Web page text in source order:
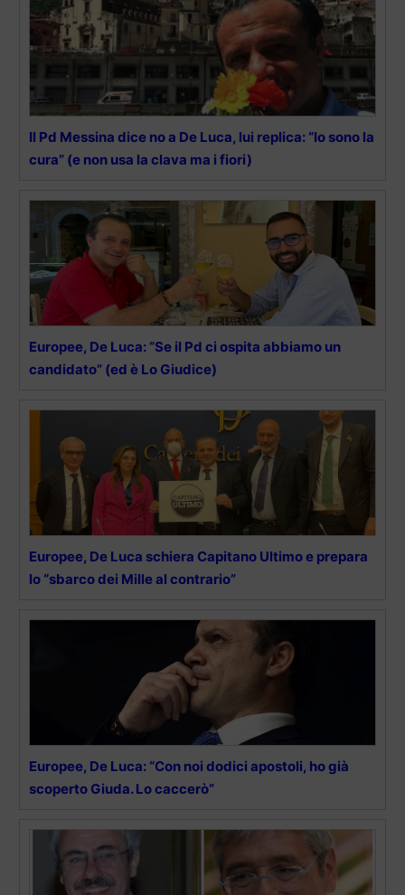
Il Pd Messina dice no a De Luca, lui replica: “Io sono la
cura” (e non usa la clava ma i fiori)
Europee, De Luca: “Se il Pd ci ospita abbiamo un
candidato” (ed è Lo Giudice)
Europee, De Luca schiera Capitano Ultimo e prepara
lo “sbarco dei Mille al contrario”
Europee, De Luca: “Con noi dodici apostoli, ho già
scoperto Giuda. Lo caccerò”